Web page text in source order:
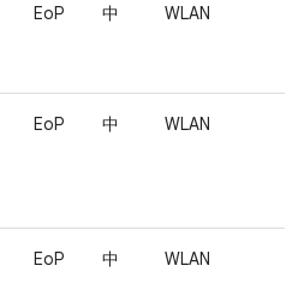
EoP 中 WLAN
EoP 中 WLAN
EoP 中 WLAN